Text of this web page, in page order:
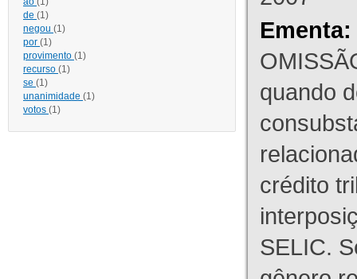
de (1)
negou (1)
por (1)
provimento (1)
recurso (1)
se (1)
unanimidade (1)
votos (1)
Ementa:
quando
crédito
SELIC.